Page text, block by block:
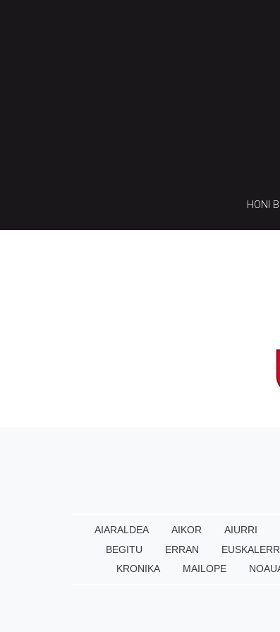
HONI
AIARALDEA AIKOR AIURRI
BEGITU
ERRAN
KRONIKA
MAILOPE